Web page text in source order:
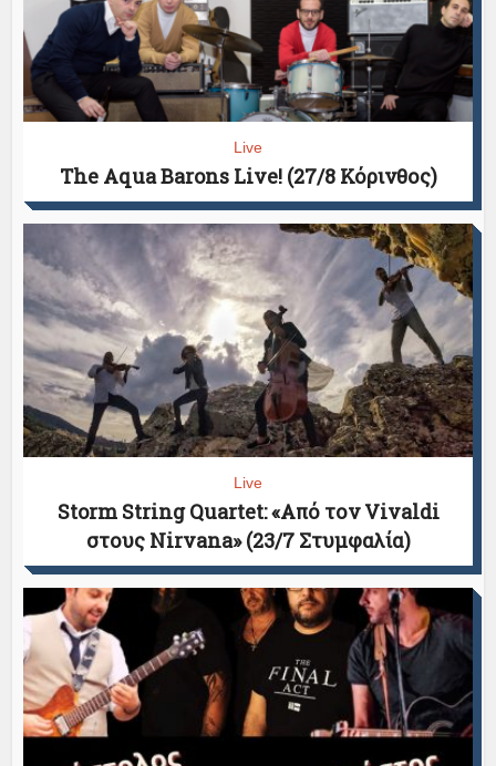
Live
The Aqua Barons Live! (27/8 Κόρινθος)
Live
Storm String Quartet: «Από τον Vivaldi
στους Nirvana» (23/7 Στυμφαλία)